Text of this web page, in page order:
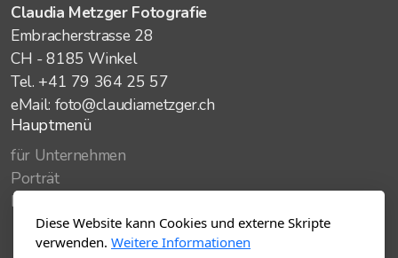
Claudia Metzger Fotografie
Embracherstrasse 28
CH - 8185 Winkel
Tel. +41 79 364 25 57
eMail: foto@claudiametzger.ch
Hauptmenü
für Unternehmen
Porträt
Haustiere
Salon Tiny
Diese Website kann Cookies und externe Skripte
verwenden. Weitere Informationen